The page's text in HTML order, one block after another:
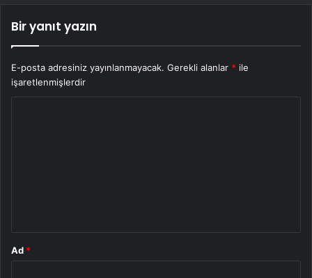
Bir yanıt yazın
E-posta adresiniz yayınlanmayacak. Gerekli alanlar * ile
işaretlenmişlerdir
Ad *